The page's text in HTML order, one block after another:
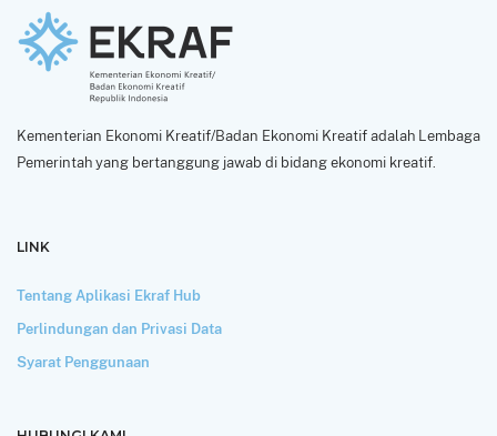
Kementerian Ekonomi Kreatif/Badan Ekonomi Kreatif adalah Lembaga
Pemerintah yang bertanggung jawab di bidang ekonomi kreatif.
LINK
Tentang Aplikasi Ekraf Hub
Perlindungan dan Privasi Data
Syarat Penggunaan